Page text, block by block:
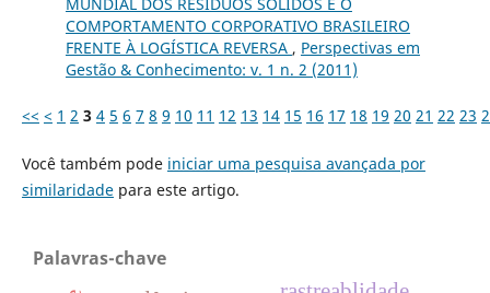
COMPORTAMENTO CORPORATIVO BRASILEIRO
FRENTE À LOGÍSTICA REVERSA , Perspectivas em
Gestão & Conhecimento: v. 1 n. 2 (2011)
<< < 1 2 3 4 5 6 7 8 9 10 11 12 13 14 15 16 17 18 19 20 21 22 23
Você também pode iniciar uma pesquisa avançada por
similaridadepara este artigo.
Palavras-chave